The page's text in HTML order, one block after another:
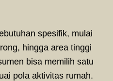
spesifik, mulai
hingga area tinggi
bisa memilih satu
pola aktivitas rumah.